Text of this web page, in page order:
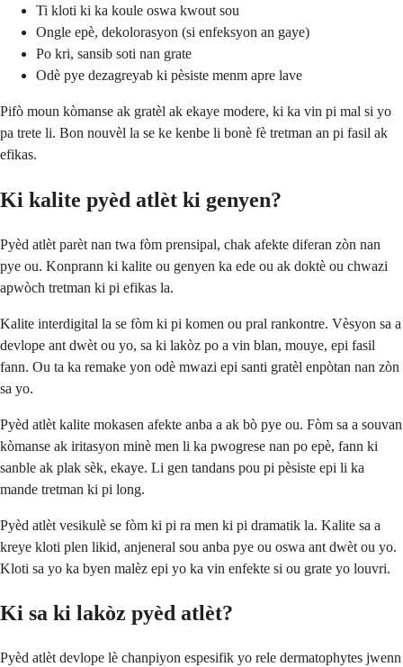
Ti kloti ki ka koule oswa kwout sou
Ongle epè, dekolorasyon (si enfeksyon an gaye)
Po kri, sansib soti nan grate
Odè pye dezagreyab ki pèsiste menm apre lave
Pifò moun kòmanse ak gratèl ak ekaye modere, ki ka vin pi mal si yo
pa trete li. Bon nouvèl la se ke kenbe li bonè fè tretman an pi fasil ak
efikas.
Ki kalite pyèd atlèt ki genyen?
Pyèd atlèt parèt nan twa fòm prensipal, chak afekte diferan zòn nan
pye ou. Konprann ki kalite ou genyen ka ede ou ak doktè ou chwazi
apwòch tretman ki pi efikas la.
Kalite interdigital la se fòm ki pi komen ou pral rankontre. Vèsyon sa a
devlope ant dwèt ou yo, sa ki lakòz po a vin blan, mouye, epi fasil
fann. Ou ta ka remake yon odè mwazi epi santi gratèl enpòtan nan zòn
sa yo.
Pyèd atlèt kalite mokasen afekte anba a ak bò pye ou. Fòm sa a souvan
kòmanse ak iritasyon minè men li ka pwogrese nan po epè, fann ki
sanble ak plak sèk, ekaye. Li gen tandans pou pi pèsiste epi li ka
mande tretman ki pi long.
Pyèd atlèt vesikulè se fòm ki pi ra men ki pi dramatik la. Kalite sa a
kreye kloti plen likid, anjeneral sou anba pye ou oswa ant dwèt ou yo.
Kloti sa yo ka byen malèz epi yo ka vin enfekte si ou grate yo louvri.
Ki sa ki lakòz pyèd atlèt?
Pyèd atlèt devlope lè chanpiyon espesifik yo rele dermatophytes jwenn